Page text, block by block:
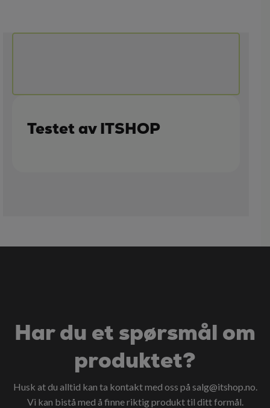
Testet av ITSHOP
Har du et spørsmål om
produktet?
Husk at du alltid kan ta kontakt med oss på salg@itshop.no
Vi kan bistå med å finne riktig produkt til ditt formål.